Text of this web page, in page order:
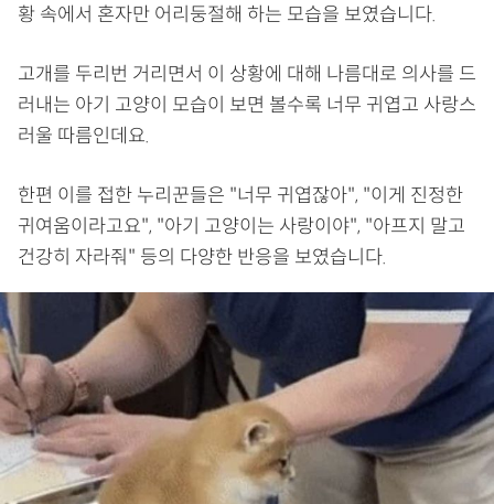
황 속에서 혼자만 어리둥절해 하는 모습을 보였습니다.
고개를 두리번 거리면서 이 상황에 대해 나름대로 의사를 드
러내는 아기 고양이 모습이 보면 볼수록 너무 귀엽고 사랑스
러울 따름인데요.
한편 이를 접한 누리꾼들은 "너무 귀엽잖아", "이게 진정한
귀여움이라고요", "아기 고양이는 사랑이야", "아프지 말고
건강히 자라줘" 등의 다양한 반응을 보였습니다.